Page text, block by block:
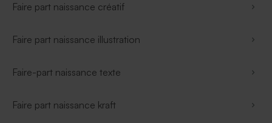
Faire part naissance créatif
Faire part naissance illustration
Faire-part naissance texte
Faire part naissance kraft